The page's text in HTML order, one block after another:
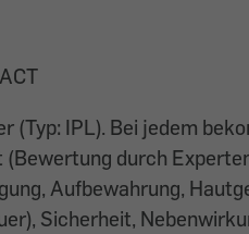
(Typ: IPL). Bei jedem
durch
Aufbewahrung,
Sicherheit,